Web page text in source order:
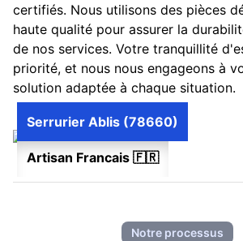
certifiés. Nous utilisons des pièces
haute qualité pour assurer la
de nos services. Votre tranquillité
priorité, et nous nous engageons à
solution adaptée à chaque situation.
Artisan Francais 🇫🇷
Serrurier Ablis (78660)
Notre processus